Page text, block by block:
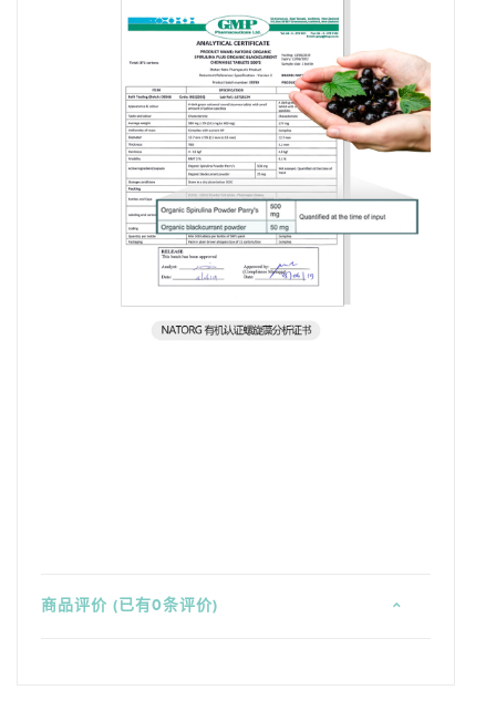
商品评价 (已有0条评价)